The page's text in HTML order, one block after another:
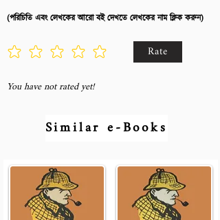
(পরিচিতি এবং লেখকের আরো বই দেখতে লেখকের নাম ক্লিক করুন)
Rate
You have not rated yet!
Similar e-Books